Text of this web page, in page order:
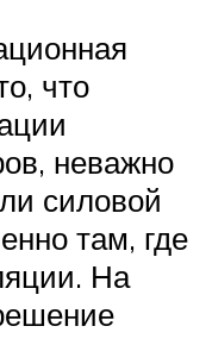
что
неважно
силовой
там, где
На